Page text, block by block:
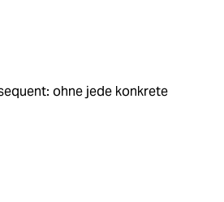
ohne jede konkrete